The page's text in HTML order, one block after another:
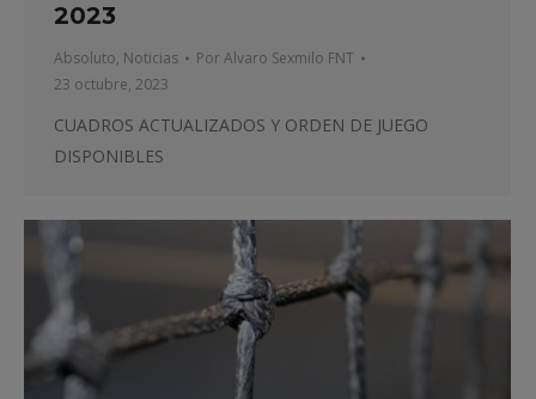
2023
Absoluto, Noticias PorAlvaro Sexmilo FNT
23 octubre, 2023
CUADROS ACTUALIZADOS Y ORDEN DE JUEGO
DISPONIBLES